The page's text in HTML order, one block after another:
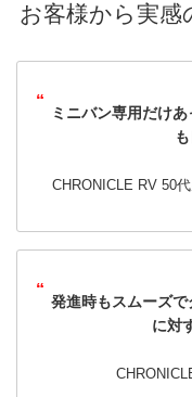
お客様から実感
ミニバン専用だけあ
CHRONICLE RV 50
発進時もスムーズで
に対